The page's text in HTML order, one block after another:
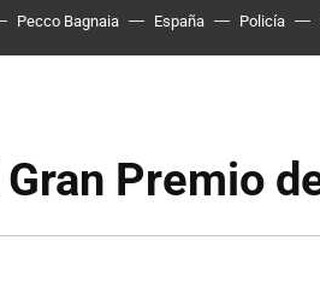
Pecco Bagnaia España Policía
Premio